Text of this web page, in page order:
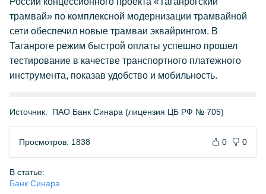
трамвай» по комплексной модернизации трамвайной
сети обеспечил новые трамваи эквайрингом. В
Таганроге режим быстрой оплаты успешно прошел
тестирование в качестве транспортного платежного
инструмента, показав удобство и мобильность.
Источник: ПАО Банк Синара (лицензия ЦБ РФ № 705)
Просмотров: 1838 0 0
В статье:
Банк Синара